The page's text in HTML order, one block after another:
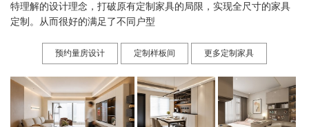
特理解的设计理念，打破原有定制家具的局限，实现全尺寸的家具
定制。从而很好的满足了不同户型
预约量房设计 定制样板间 更多定制家具